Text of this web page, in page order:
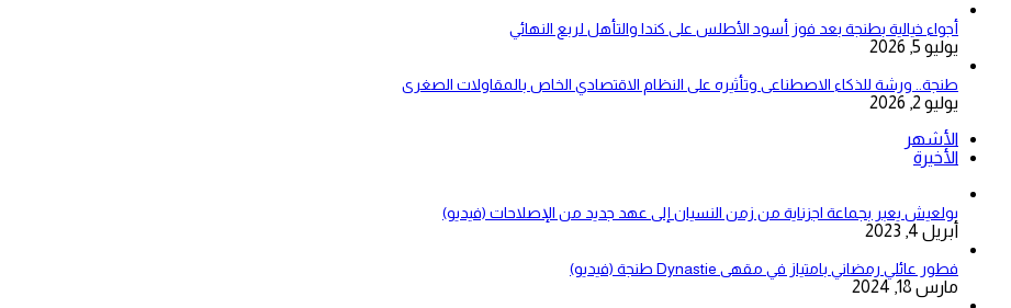
أجواء خيالية بطنجة بعد فوز أسود الأطلس على كندا والتأهل لربع النهائي
يوليو 5, 2026
طنجة.. ورشة للذكاء الاصطناعى وتأثيره على النظام الاقتصادي الخاص بالمقاولات الصغرى
يوليو 2, 2026
الأشهر
الأخيرة
بولعيش يعبر بجماعة اجزناية من زمن النسيان إلى عهد جديد من الإصلاحات (فيديو)
أبريل 4, 2023
فطور عائلي رمضاني بامتياز في مقهى Dynastie طنجة (فيديو)
مارس 18, 2024